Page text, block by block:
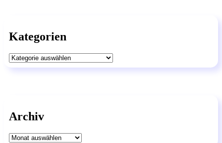
Kategorien
Kategorien
Archiv
Archiv